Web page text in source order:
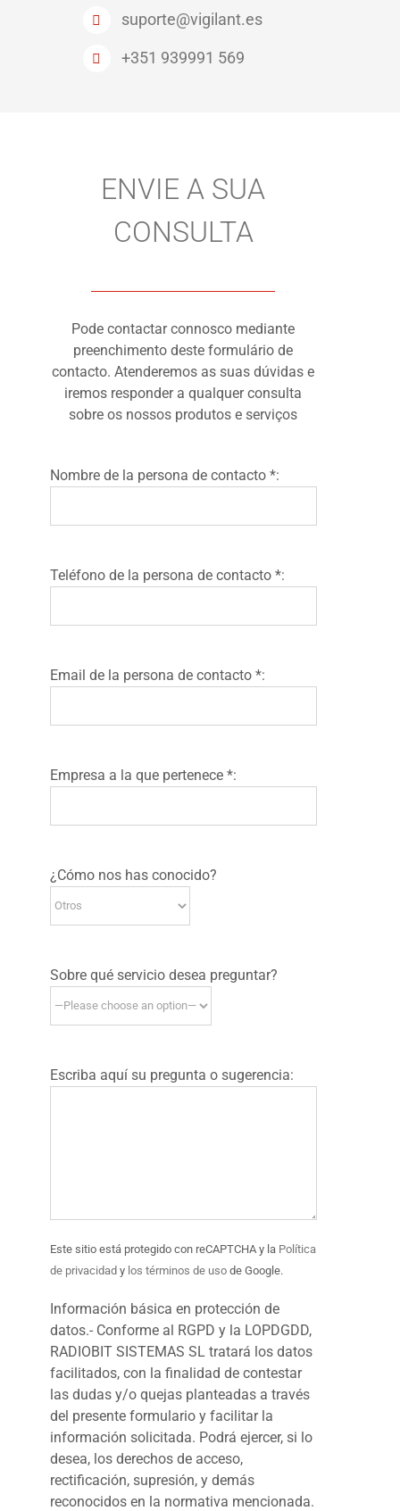
suporte@vigilant.es
+351 939991 569
ENVIE A SUA
CONSULTA
Pode contactar connosco mediante
preenchimento deste formulário de
contacto. Atenderemos as suas dúvidas e
iremos responder a qualquer consulta
sobre os nossos produtos e serviços
Nombre de la persona de contacto *:
Teléfono de la persona de contacto *:
Email de la persona de contacto *:
Empresa a la que pertenece *:
¿Cómo nos has conocido?
Sobre qué servicio desea preguntar?
Escriba aquí su pregunta o sugerencia:
Este sitio está protegido con reCAPTCHA y la Política
de privacidad y los términos de usode Google.
Información básica en protección de
datos.- Conforme al RGPD y la LOPDGDD,
RADIOBIT SISTEMAS SL tratará los datos
facilitados, con la finalidad de contestar
las dudas y/o quejas planteadas a través
del presente formulario y facilitar la
información solicitada. Podrá ejercer, si lo
desea, los derechos de acceso,
rectificación, supresión, y demás
reconocidos en la normativa mencionada.